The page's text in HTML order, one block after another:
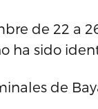
de 22 a
ha sido
de